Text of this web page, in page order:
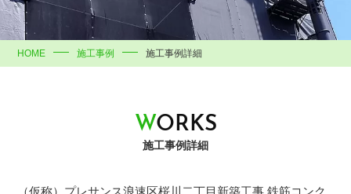
HOME 施工事例 施工事例詳細
WORKS
施工事例詳細